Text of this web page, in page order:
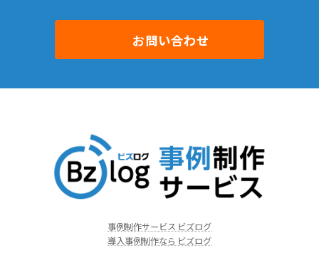
お問い合わせ
事例制作サービス ビズログ
導入事例制作なら ビズログ